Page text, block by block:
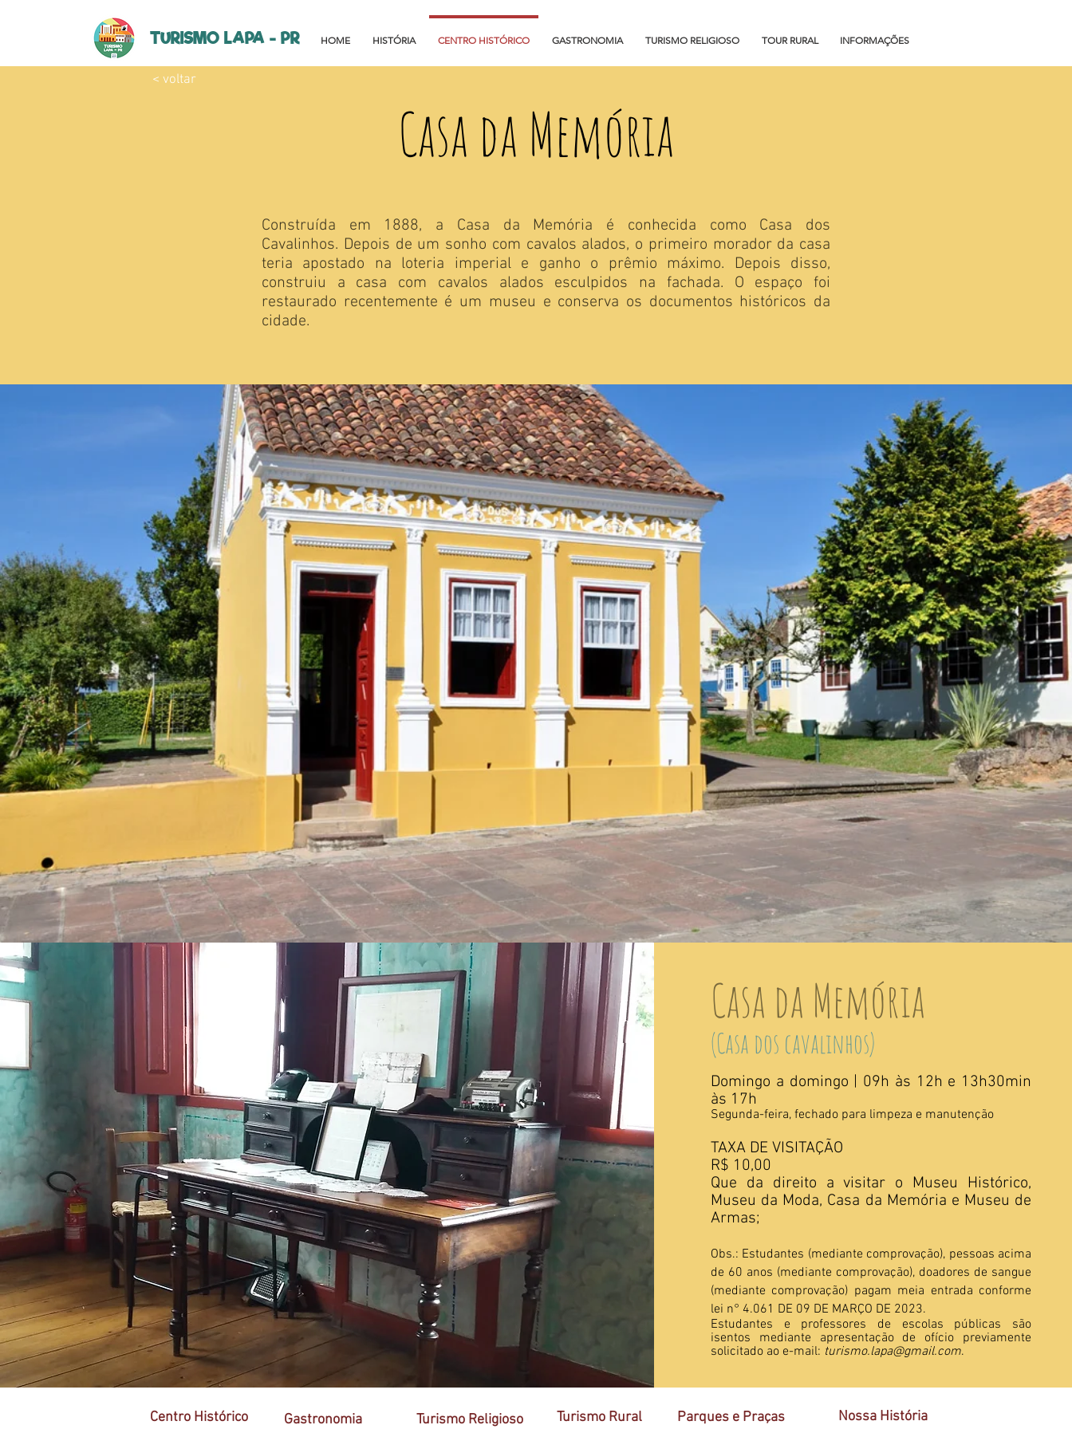
HOME HISTÓRIA CENTRO HISTÓRICO GASTRONOMIA TURISMO RELIGIOSO TOUR RURAL INFORMAÇÕES
TURISMO LAPA - PR
Construída em 1888, a Casa da Memória é conhecida como Casa dos
Cavalinhos. Depois de um sonho com cavalos alados, o primeiro morador da casa
teria apostado na loteria imperial e ganho o prêmio máximo. Depois disso,
construiu a casa com cavalos alados esculpidos na fachada. O espaço foi
restaurado recentemente é um museu e conserva os documentos históricos da
cidade.
Casa da Memória
< voltar
Casa da Memória
(Casa dos cavalinhos)
Domingo a domingo | 09h às 12h e 13h30min
às 17h
Segunda-feira, fechado para limpeza e manutenção
TAXA DE VISITAÇÃO
R$ 10,00
Que da direito a visitar o Museu Histórico,
Museu da Moda, Casa da Memória e Museu de
Armas;
Obs.: Estudantes (mediante comprovação), pessoas acima
de 60 anos (mediante comprovação), doadores de sangue
(mediante comprovação) pagam meia entrada conforme
lei n° 4.061 DE 09 DE MARÇO DE 2023.
Estudantes e professores de escolas públicas são
isentos mediante apresentação de ofício previamente
solicitado ao e-mail: turismo.lapa@gmail.com.
Centro Histórico Gastronomia Turismo Religioso Turismo Rural Parques e Praças Nossa História